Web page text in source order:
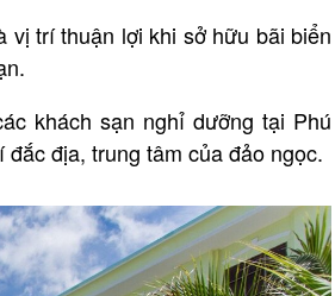
trí thuận lợi khi sở hữu bãi biển
khách sạn nghỉ dưỡng tại Phú
đắc địa, trung tâm của đảo ngọc.